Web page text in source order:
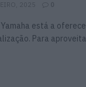
2025 0
está a
Para